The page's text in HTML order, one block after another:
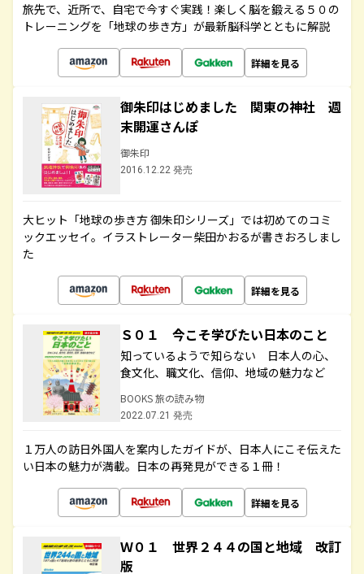
旅先で、近所で、自宅で今すぐ実践！楽しく脳を鍛える５０の
トレーニングを「地球の歩き方」が最新脳科学とともに解説
詳細を見る
御朱印はじめました 関東の神社 週
末開運さんぽ
御朱印
2016.12.22 発売
大ヒット「地球の歩き方 御朱印シリーズ」では初めてのコミ
ックエッセイ。イラストレーター柴田かおるが書きおろしまし
た
詳細を見る
Ｓ０１ 今こそ学びたい日本のこと
知っているようで知らない 日本人の心、
食文化、職文化、信仰、地域の魅力など
BOOKS 旅の読み物
2022.07.21 発売
１万人の訪日外国人を案内したガイドが、日本人にこそ伝えた
い日本の魅力が満載。日本の再発見ができる１冊！
詳細を見る
Ｗ０１ 世界２４４の国と地域 改訂
版